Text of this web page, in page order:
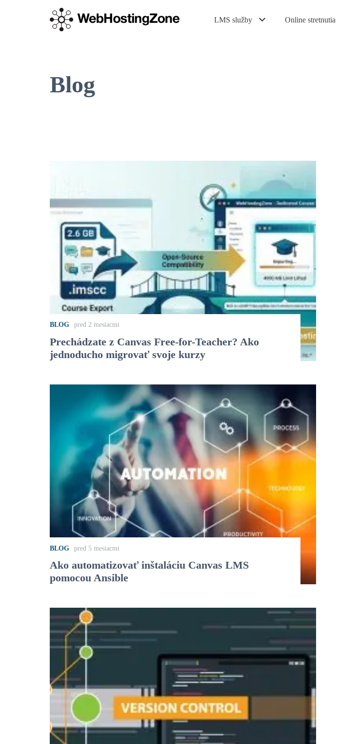
LMS služby Online stretnutia
Blog
BLOG pred 2 mesiacmi
Prechádzate z Canvas Free-for-Teacher? Ako
jednoducho migrovať svoje kurzy
BLOG pred 5 mesiacmi
Ako automatizovať inštaláciu Canvas LMS
pomocou Ansible